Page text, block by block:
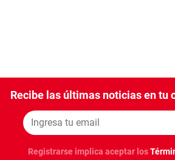
Recibe las últimas noticias en tu
Registrarse implica aceptar los